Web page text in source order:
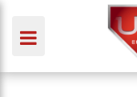
(Auto)
Toggle navigation